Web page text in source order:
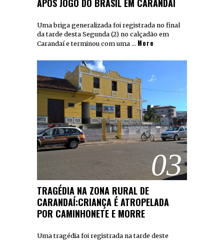
APÓS JOGO DO BRASIL EM CARANDAÍ
Uma briga generalizada foi registrada no final
da tarde desta Segunda (2) no calçadão em
Carandaí e terminou com uma … More
03
TRAGÉDIA NA ZONA RURAL DE
CARANDAÍ:CRIANÇA É ATROPELADA
POR CAMINHONETE E MORRE
Uma tragédia foi registrada na tarde deste